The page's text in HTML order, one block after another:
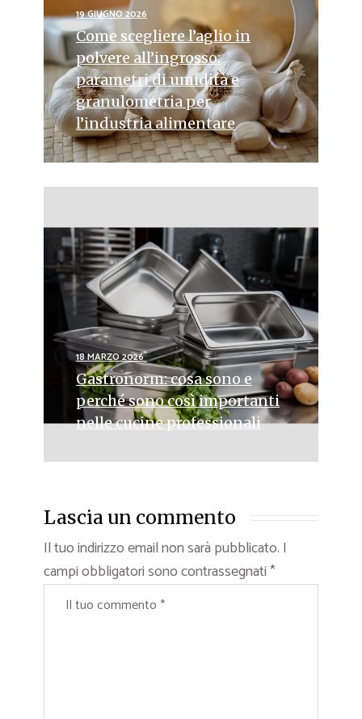
19 GIUGNO 2026
Come scegliere l’aglio in
polvere all’ingrosso:
parametri di umidità e
granulometria per
l’industria alimentare
18 MARZO 2026
Gastronorm: cosa sono e
perché sono così importanti
nelle cucine professionali
Lascia un commento
Il tuo indirizzo email non sarà pubblicato. I
campi obbligatori sono contrassegnati*